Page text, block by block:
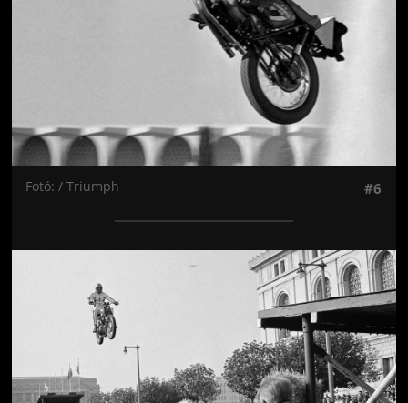
Fotó: / Triumph #6
Jön még kép!